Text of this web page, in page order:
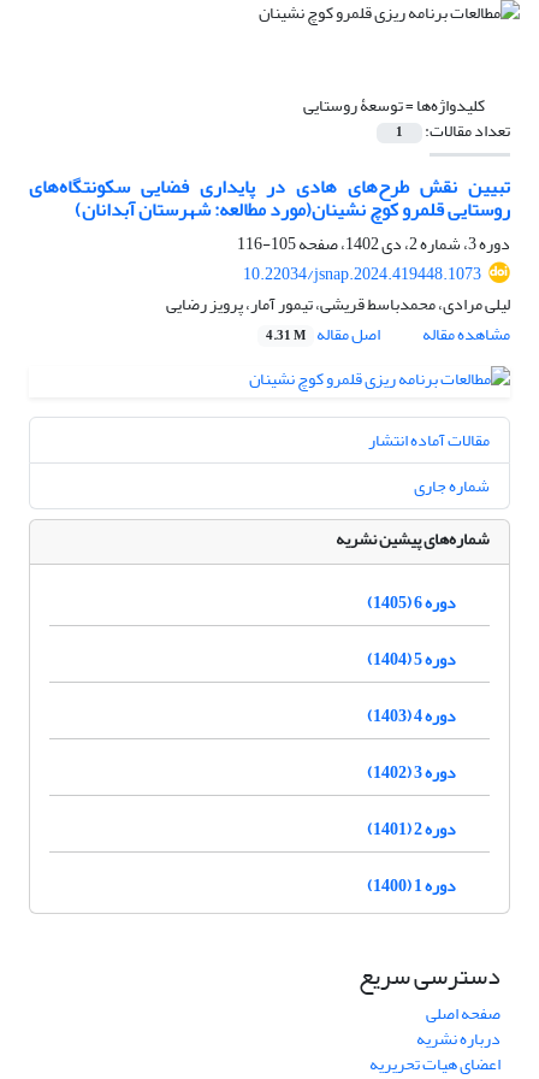
کلیدواژه‌ها =توسعۀ روستایی
تعداد مقالات: 1
تبیین نقش طرح‌های هادی در پایداری فضایی سکونتگاه‌های
روستایی قلمرو کوچ نشینان(مورد مطالعه: شهرستان آبدانان)
دوره 3، شماره 2، دی 1402، صفحه
105-116
10.22034/jsnap.2024.419448.1073
لیلی مرادی، محمدباسط قریشی، تیمور آمار، پرویز رضایی
مشاهده مقاله
اصل مقاله 4.31 M
مقالات آماده انتشار
شماره جاری
شماره‌های پیشین نشریه
دوره 6 (1405)
دوره 5 (1404)
دوره 4 (1403)
دوره 3 (1402)
دوره 2 (1401)
دوره 1 (1400)
دسترسی سریع
صفحه اصلی
درباره نشریه
اعضای هیات تحریریه